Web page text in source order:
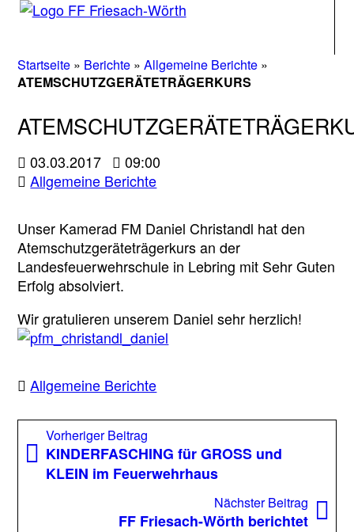
Startseite » Berichte »Allgemeine Berichte »
ATEMSCHUTZGERÄTETRÄGERKURS
03.03.2017
09:00
Allgemeine Berichte
Unser Kamerad FM Daniel Christandl hat den
Atemschutzgeräteträgerkurs an der
Landesfeuerwehrschule in Lebring mit Sehr Guten
Erfolg absolviert.
Wir gratulieren unserem Daniel sehr herzlich!
Allgemeine Berichte
Beitragsnavigation
Vorheriger Beitrag
Beitrag:
KINDERFASCHING für GROSS und
KLEIN im Feuerwehrhaus
Nächster Beitrag
FF Friesach-Wörth berichtet